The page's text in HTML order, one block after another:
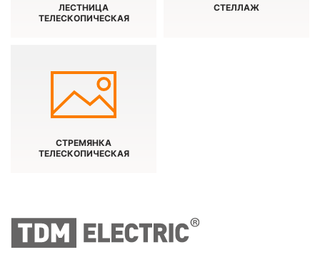
ЛЕСТНИЦА
ТЕЛЕСКОПИЧЕСКАЯ
СТЕЛЛАЖ
СТРЕМЯНКА
ТЕЛЕСКОПИЧЕСКАЯ